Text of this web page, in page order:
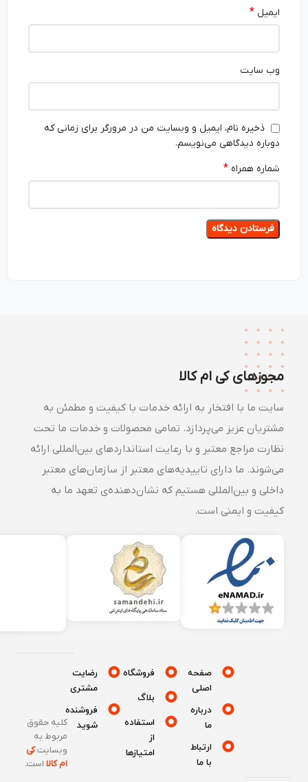
ایمیل*
وب‌ سایت
ذخیره نام، ایمیل و وبسایت من در مرورگر برای زمانی که
دوباره دیدگاهی می‌نویسم.
شماره همراه*
مجوزهای کی ام کالا
سایت ما با افتخار به ارائه خدمات با کیفیت و مطمئن به
مشتریان عزیز می‌پردازد. تمامی محصولات و خدمات ما تحت
نظارت مراجع معتبر و با رعایت استانداردهای بین‌المللی ارائه
می‌شوند. ما دارای تاییدیه‌های معتبر از سازمان‌های معتبر
داخلی و بین‌المللی هستیم که نشان‌دهنده‌ی تعهد ما به
کیفیت و ایمنی است.
صفحه
درباره
ارتباط
فروشگاه
بلاگ
استفاده
امتیازها
رضایت
مشتری
فروشنده
شوید
کلیه حقوق
مربوط به
وبسایتکی
ام کالااست.